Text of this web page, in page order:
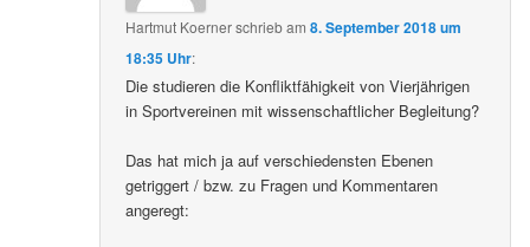
Hartmut Koernerschriebam8. September 2018 um
18:35 Uhr:
Die studieren die Konfliktfähigkeit von Vierjährigen
in Sportvereinen mit wissenschaftlicher Begleitung?
Das hat mich ja auf verschiedensten Ebenen
getriggert / bzw. zu Fragen und Kommentaren
angeregt: